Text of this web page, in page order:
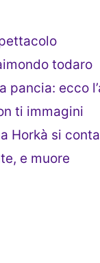
todaro
pancia: ecco
ti immagini
Horkà si
e muore